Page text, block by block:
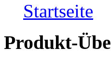
Startseite
Produkt-